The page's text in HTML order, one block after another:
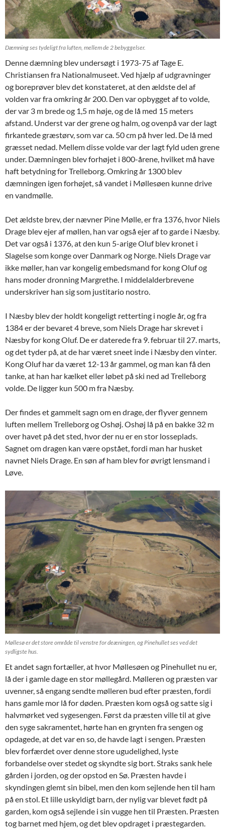
Dæmning ses tydeligt fra luften, mellem de 2 bebyggelser.
Denne dæmning blev undersøgt i 1973-75 af Tage E.
Christiansen fra Nationalmuseet. Ved hjælp af udgravninger
og boreprøver blev det konstateret, at den ældste del af
volden var fra omkring år 200. Den var opbygget af to volde,
der var 3 m brede og 1,5 m høje, og de lå med 15 meters
afstand. Underst var der grene og halm, og ovenpå var der lagt
firkantede græstørv, som var ca. 50 cm på hver led. De lå med
græsset nedad. Mellem disse volde var der lagt fyld uden grene
under. Dæmningen blev forhøjet i 800-årene, hvilket må have
haft betydning for Trelleborg. Omkring år 1300 blev
dæmningen igen forhøjet, så vandet i Møllesøen kunne drive
en vandmølle.
Det ældste brev, der nævner Pine Mølle, er fra 1376, hvor Niels
Drage blev ejer af møllen, han var også ejer af to garde i Næsby.
Det var også i 1376, at den kun 5-arige Oluf blev kronet i
Slagelse som konge over Danmark og Norge. Niels Drage var
ikke møller, han var kongelig embedsmand for kong Oluf og
hans moder dronning Margrethe. I middelalderbrevene
underskriver han sig som justitario nostro.
I Næsby blev der holdt kongeligt retterting i nogle år, og fra
1384 er der bevaret 4 breve, som Niels Drage har skrevet i
Næsby for kong Oluf. De er daterede fra 9. februar til 27. marts,
og det tyder på, at de har været sneet inde i Næsby den vinter.
Kong Oluf har da været 12-13 år gammel, og man kan få den
tanke, at han har kælket eller løbet på ski ned ad Trelleborg
volde. De ligger kun 500 m fra Næsby.
Der findes et gammelt sagn om en drage, der flyver gennem
luften mellem Trelleborg og Oshøj. Oshøj lå på en bakke 32 m
over havet på det sted, hvor der nu er en stor losseplads.
Sagnet om dragen kan være opstået, fordi man har husket
navnet Niels Drage. En søn af ham blev for øvrigt lensmand i
Løve.
Møllesø er det store område til venstre for deæningen, og Pinehullet ses ved det
sydligste hus.
Et andet sagn fortæller, at hvor Møllesøen og Pinehullet nu er,
lå der i gamle dage en stor møllegård. Mølleren og præsten var
uvenner, så engang sendte mølleren bud efter præsten, fordi
hans gamle mor lå for døden. Præsten kom også og satte sig i
halvmørket ved sygesengen. Først da præsten ville til at give
den syge sakramentet, hørte han en grynten fra sengen og
opdagede, at det var en so, de havde lagt i sengen. Præsten
blev forfærdet over denne store ugudelighed, lyste
forbandelse over stedet og skyndte sig bort. Straks sank hele
gården i jorden, og der opstod en Sø. Præsten havde i
skyndingen glemt sin bibel, men den kom sejlende hen til ham
på en stol. Et lille uskyldigt barn, der nylig var blevet født på
garden, kom også sejlende i sin vugge hen til Præsten. Præsten
tog barnet med hjem, og det blev opdraget i præstegarden.